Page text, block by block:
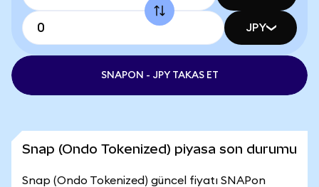
JPY
SNAPON - JPY TAKAS ET
Snap (Ondo Tokenized) piyasa son durumu
Snap (Ondo Tokenized) güncel fiyatı SNAPon